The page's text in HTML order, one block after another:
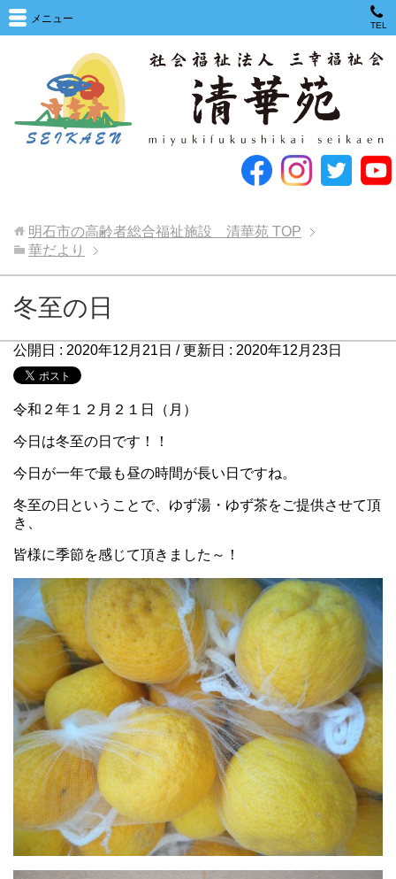
メニュー
TEL
明石市の高齢者総合福祉施設 清華苑 TOP
華だより
冬至の日
公開日 : 2020年12月21日 / 更新日 : 2020年12月23日
令和２年１２月２１日（月）
今日は冬至の日です！！
今日が一年で最も昼の時間が長い日ですね。
冬至の日ということで、ゆず湯・ゆず茶をご提供させて頂
き、
皆様に季節を感じて頂きました～！